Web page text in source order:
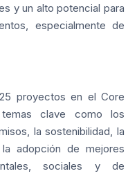
y un alto potencial para
especialmente de
proyectos en el Core
clave como los
la sostenibilidad, la
adopción de mejores
sociales y de